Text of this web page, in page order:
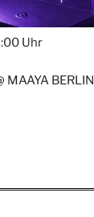
Uhr
MAAYA BERLIN